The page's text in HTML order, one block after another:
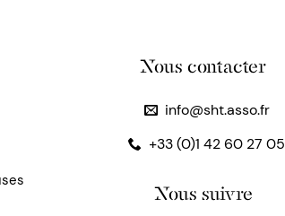
Nous contacter
info@sht.asso.fr
+33 (0)1 42 60 27 05
Nous suivre